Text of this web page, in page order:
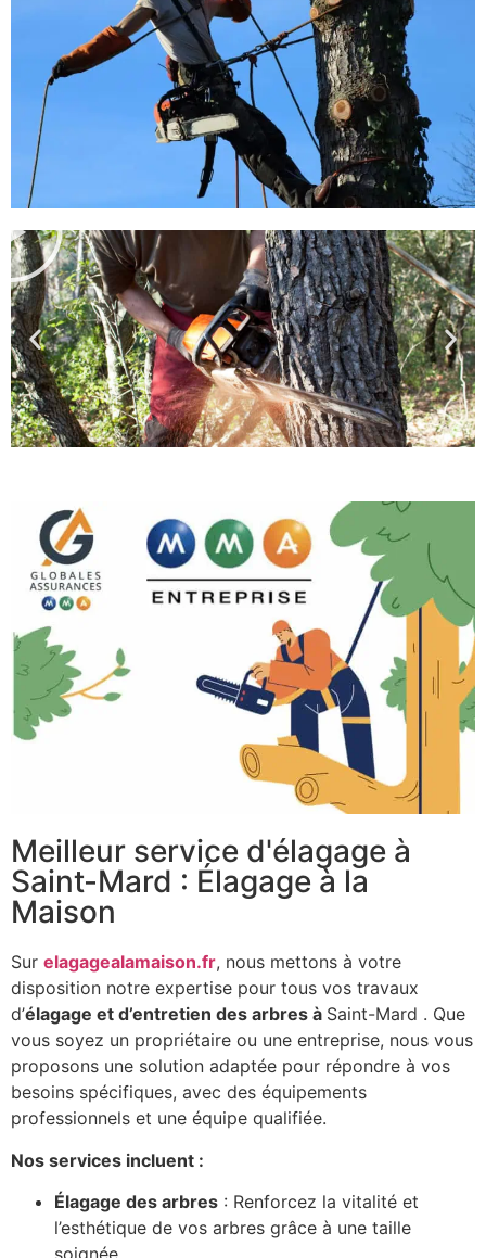
Meilleur service d'élagage à
Saint-Mard : Élagage à la
Maison
Sur elagagealamaison.fr, nous mettons à votre
disposition notre expertise pour tous vos travaux
d’élagage et d’entretien des arbres à Saint-Mard . Que
vous soyez un propriétaire ou une entreprise, nous vous
proposons une solution adaptée pour répondre à vos
besoins spécifiques, avec des équipements
professionnels et une équipe qualifiée.
Nos services incluent :
Élagage des arbres : Renforcez la vitalité et
l’esthétique de vos arbres grâce à une taille
soignée.